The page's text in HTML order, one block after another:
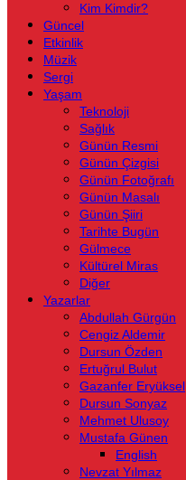
Kim Kimdir?
Güncel
Etkinlik
Müzik
Sergi
Yaşam
Teknoloji
Sağlık
Günün Resmi
Günün Çizgisi
Günün Fotoğrafı
Günün Masalı
Günün Şiiri
Tarihte Bugün
Gülmece
Kültürel Miras
Diğer
Yazarlar
Abdullah Gürgün
Cengiz Aldemir
Dursun Özden
Ertuğrul Bulut
Gazanfer Eryüksel
Dursun Sonyaz
Mehmet Ulusoy
Mustafa Günen
English
Nevzat Yılmaz